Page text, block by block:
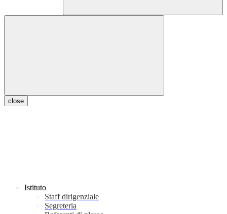
close
Istituto
Staff dirigenziale
Segreteria